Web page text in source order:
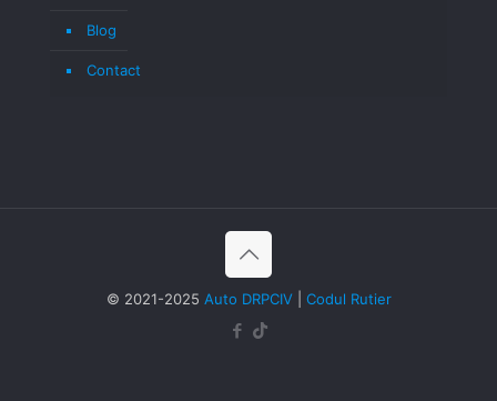
Blog
Contact
© 2021-2025 Auto DRPCIV| Codul Rutier